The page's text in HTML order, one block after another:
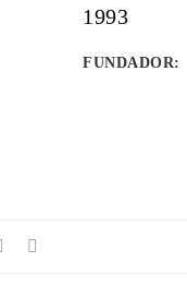
1993
FUNDADOR: